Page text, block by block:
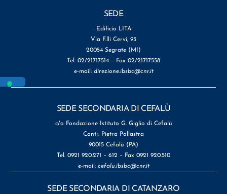
SEDE
Edificio LITA
Via F.lli Cervi, 93
20054 Segrate (MI)
Tel. 02/21717514 – Fax 02/21717558
e-mail: direzione.ibsbc@cnr.it
SEDE SECONDARIA DI CEFALÙ
c/o Fondazione Istituto G. Giglio di Cefalù
Contr. Pietra Pollastra
90015 Cefalù (PA)
Tel. 0921 920.271 – 612 – Fax 0921 920.510
e-mail: cefalu.ibsbc@cnr.it
SEDE SECONDARIA DI CATANZARO